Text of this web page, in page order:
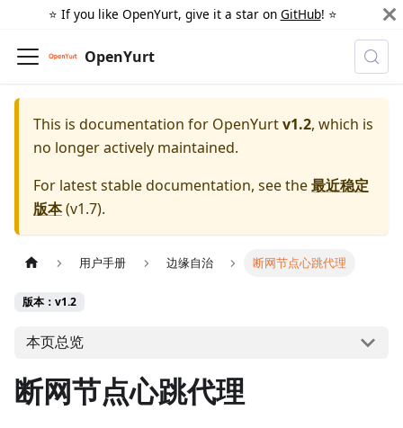
⭐️ If you like OpenYurt, give it a star on GitHub! ⭐️
OpenYurt
This is documentation for OpenYurtv1.2, which is
no longer actively maintained.
For latest stable documentation, see the最近稳定
版本(v1.7).
用户手册 边缘自治 断网节点心跳代理
版本：v1.2
本页总览
断网节点心跳代理